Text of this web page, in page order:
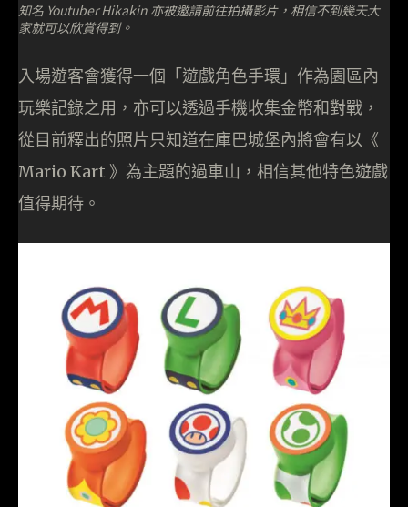
知名 Youtuber Hikakin 亦被邀請前往拍攝影片，相信不到幾天大
家就可以欣賞得到。
入場遊客會獲得一個「遊戲角色手環」作為園區內
玩樂記錄之用，亦可以透過手機收集金幣和對戰，
從目前釋出的照片只知道在庫巴城堡內將會有以《
Mario Kart 》為主題的過車山，相信其他特色遊戲
值得期待。